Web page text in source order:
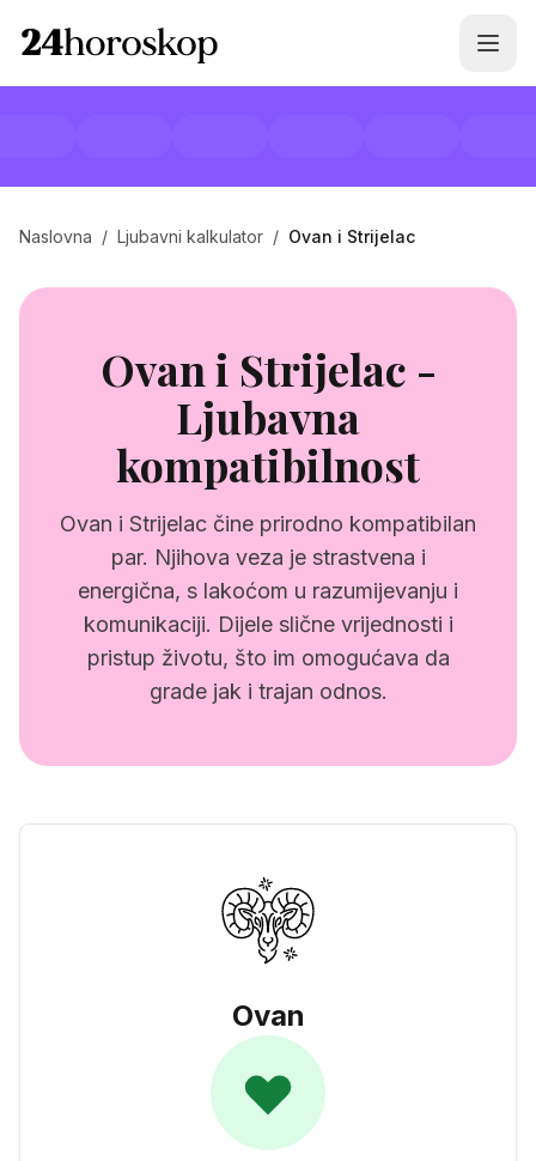
Naslovna / Ljubavni kalkulator / Ovan i Strijelac
Ovan i Strijelac -
Ljubavna
kompatibilnost
Ovan i Strijelac čine prirodno kompatibilan
par. Njihova veza je strastvena i
energična, s lakoćom u razumijevanju i
komunikaciji. Dijele slične vrijednosti i
pristup životu, što im omogućava da
grade jak i trajan odnos.
Ovan